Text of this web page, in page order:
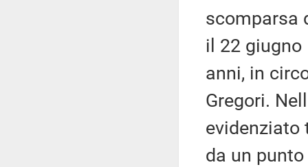
scomparsa
il 22 giugno
anni, in
Gregori.
evidenziato
da un